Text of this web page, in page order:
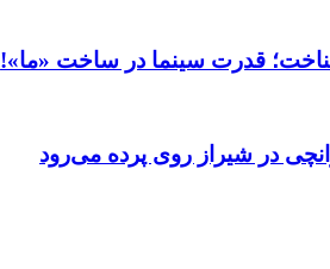
قدرت سینما در ساخت «ما»!
در شیراز روی پرده می‌رود